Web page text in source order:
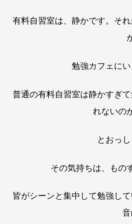
有料自習室は、静かです。そ
勉強カフェにい
普通の有料自習室は静かすぎ
れないの
とおっし
その気持ちは、もの
皆がシーンと集中して勉強し
音